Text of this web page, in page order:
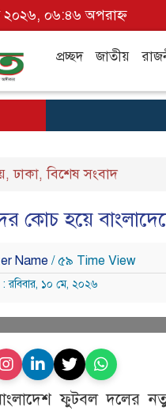
২০২৬, ০৬:৪৬ অপরাহ্ন
প্রচ্ছদ জাতীয়
,ঢাকা,বিশেষ সংবাদ
কোচ হয়ে
Name / ৫৯ Time View
রবিবার, ১০ মে, ২০২৬
ফুটবল দলের